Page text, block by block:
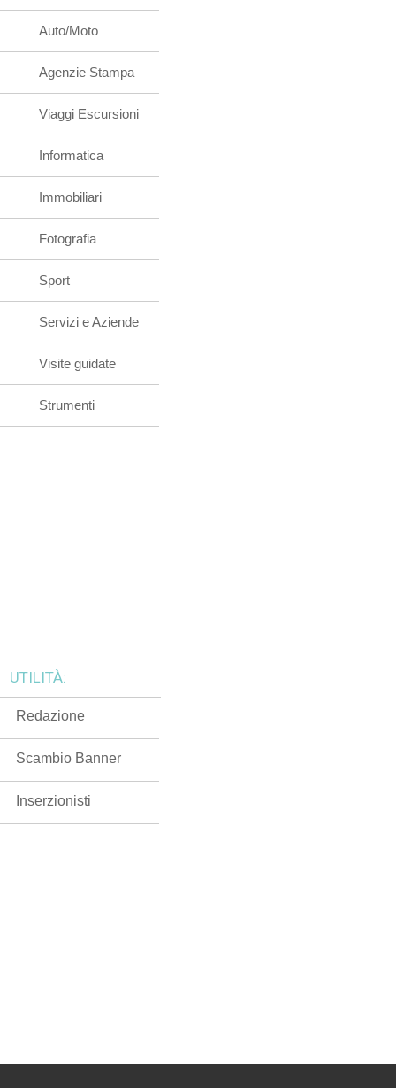
Auto/Moto
Agenzie Stampa
Viaggi Escursioni
Informatica
Immobiliari
Fotografia
Sport
Servizi e Aziende
Visite guidate
Strumenti
UTILITÀ:
Redazione
Scambio Banner
Inserzionisti